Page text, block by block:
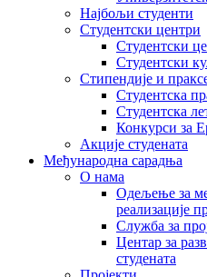
Најбољи студенти
Студентски центри
Студентски
Студентски
Стипендије и
Студентска
Студентска
Конкурси за
Акције студената
Међународна сарадња
О нама
Одељење за
реализације
Служба за
Центар за
студената